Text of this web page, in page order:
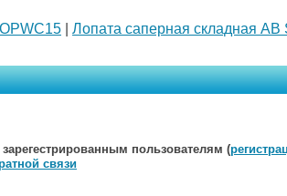
Лопата саперная складная AB
пользователям (
связи